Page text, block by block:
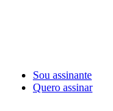
Sou assinante
Quero assinar